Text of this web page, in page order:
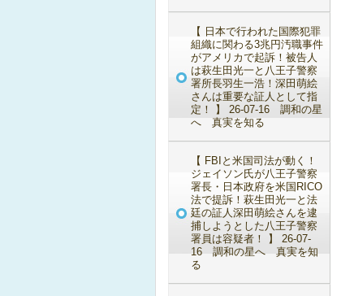
【 日本で行われた国際犯罪
組織に関わる3兆円汚職事件
がアメリカで起訴！被告人
は萩生田光一と八王子警察
署所長羽生一浩！深田萌絵
さんは重要な証人として指
定！ 】 26-07-16 調和の星
へ 真実を知る
【 FBIと米国司法が動く！
ジェイソン氏が八王子警察
署長・日本政府を米国RICO
法で提訴！萩生田光一と法
廷の証人深田萌絵さんを逮
捕しようとした八王子警察
署員は容疑者！ 】 26-07-
16 調和の星へ 真実を知
る